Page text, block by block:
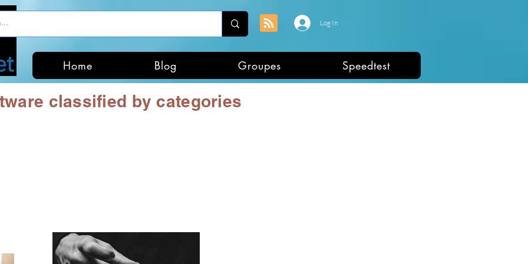
Log In
Home Blog Groupes Speedtest
classified by categories